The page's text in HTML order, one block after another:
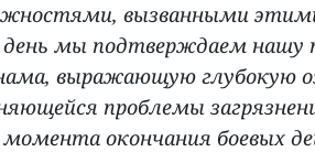
вызванными
мы подтверждаем нашу
выражающую глубокую
проблемы
окончания боевых